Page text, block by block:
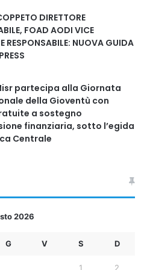
DIRETTORE
FOAD AODI VICE
RESPONSABILE: NUOVA GUIDA
partecipa alla Giornata
della Gioventù con
a sostegno
finanziaria, sotto l’egida
Centrale
2026
G V S D
1 2